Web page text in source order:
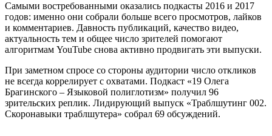
Самыми востребованными оказались подкасты 2016 и 2017
годов: именно они собрали больше всего просмотров, лайков
и комментариев. Давность публикаций, качество видео,
актуальность тем и общее число зрителей помогают
алгоритмам YouTube снова активно продвигать эти выпуски.
При заметном спросе со стороны аудитории число откликов
не всегда коррелирует с охватами. Подкаст «19 Олега
Брагинского – Языковой полиглотизм» получил 96
зрительских реплик. Лидирующий выпуск «Траблшутинг 002.
Скоронавыки траблшутера» собрал 69 обсуждений.